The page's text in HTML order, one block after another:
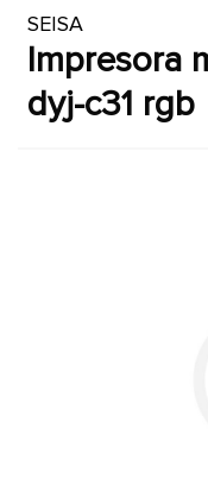
SEISA
impresora mini portatil seisa
dyj-c31 rgb